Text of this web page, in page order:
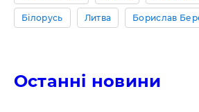
Білорусь Литва Борислав
Останні новини